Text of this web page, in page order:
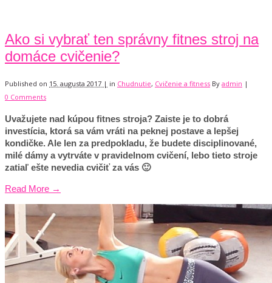
Ako si vybrať ten správny fitnes stroj na
domáce cvičenie?
Published on 15. augusta 2017 | in Chudnutie, Cvičenie a fitness By admin |
0 Comments
Uvažujete nad kúpou fitnes stroja? Zaiste je to dobrá
investícia, ktorá sa vám vráti na peknej postave a lepšej
kondičke. Ale len za predpokladu, že budete disciplinované,
milé dámy a vytrváte v pravidelnom cvičení, lebo tieto stroje
zatiaľ ešte nevedia cvičiť za vás 🙂
Read More →